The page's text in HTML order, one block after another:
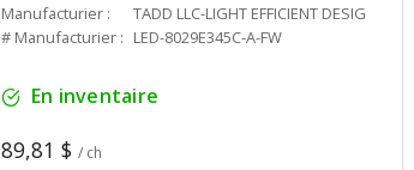
Manufacturier :
TADD LLC-LIGHT EFFICIENT DESIG
# Manufacturier : LED-8029E345C-A-FW
En inventaire
89,81 $ / ch